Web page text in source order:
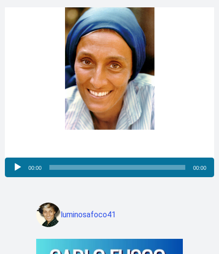
Reproductor
de
00:00 00:00
luminosafoco41